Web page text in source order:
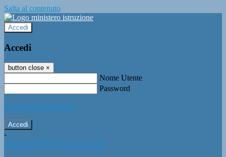
Salta al contenuto
Accedi
Accedi
button close ×
Nome Utente
Password
Password dimenticata?
-
Entra con SPID Entra con CIE